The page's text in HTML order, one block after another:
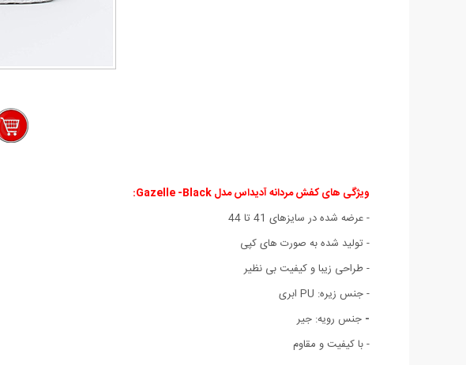
ویژگی های کفش مردانه آدیداس مدل Gazelle -Black:
- عرضه شده در سایزهای 41 تا 44
- تولید شده به صورت های کپی
- طراحی زیبا و کیفیت بی نظیر
- جنس زیره: PU ابری
- جنس رویه: جیر
- با کیفیت و مقاوم